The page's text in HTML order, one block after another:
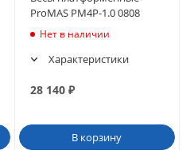
ProMAS PM4P-1.0 0808
Нет в наличии
Характеристики
28 140₽
В корзину